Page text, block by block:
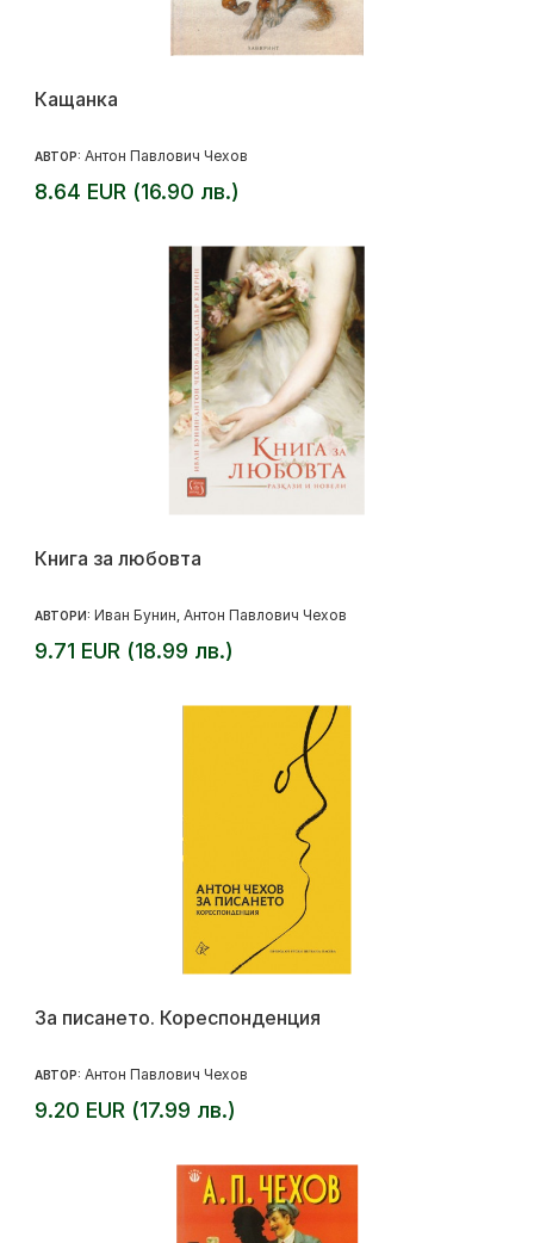
Кащанка
АВТОР: Антон Павлович Чехов
8.64 EUR (16.90 лв.)
Книга за любовта
АВТОРИ: Иван Бунин Антон Павлович Чехов
9.71 EUR (18.99 лв.)
За писането. Кореспонденция
АВТОР: Антон Павлович Чехов
9.20 EUR (17.99 лв.)